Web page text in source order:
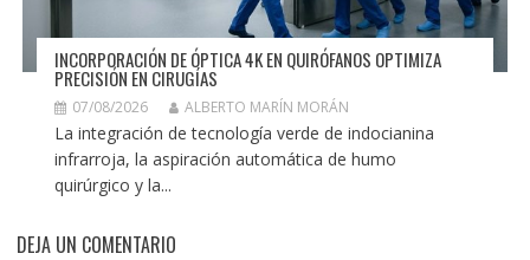
INCORPORACIÓN DE ÓPTICA 4K EN QUIRÓFANOS OPTIMIZA
PRECISIÓN EN CIRUGÍAS
07/08/2026 ALBERTO MARÍN MORÁN
La integración de tecnología verde de indocianina
infrarroja, la aspiración automática de humo
quirúrgico y la...
DEJA UN COMENTARIO